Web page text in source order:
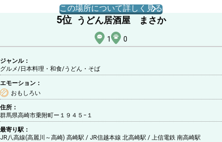
この場所について詳しく見る
5位 うどん居酒屋 まさか
1 0
ジャンル：
グルメ/日本料理・和食/うどん・そば
エモーション：
おもしろい
住所：
群馬県高崎市乗附町ー１９４５−１
最寄り駅：
JR八高線(高麗川～高崎) 高崎駅 / JR信越本線 北高崎駅 / 上信電鉄 南高崎駅